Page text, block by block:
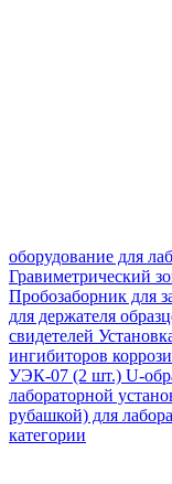
оборудование для
Гравиметрический
Пробозаборник для
для держателя
свидетелей
ингибиторов
УЭК-07 (2 шт.) U-
лабораторной
рубашкой) для
категории